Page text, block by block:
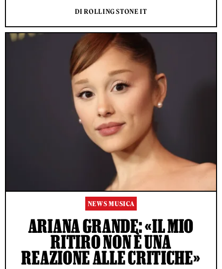
DI ROLLING STONE IT
NEWS MUSICA
ARIANA GRANDE: «IL MIO
RITIRO NON È UNA
REAZIONE ALLE CRITICHE»